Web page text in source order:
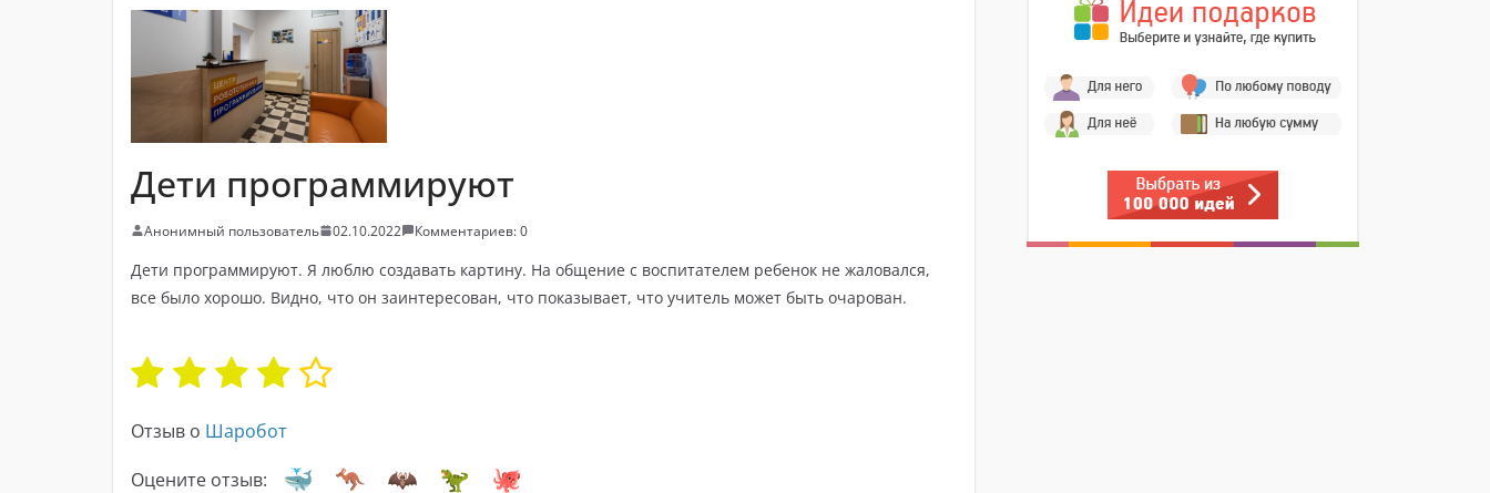
Дети программируют
Анонимный пользователь 02.10.2022 Комментариев: 0
Дети программируют. Я люблю создавать картину. На общение с воспитателем ребенок не жаловался,
все было хорошо. Видно, что он заинтересован, что показывает, что учитель может быть очарован.
Отзыв о Шаробот
Оцените отзыв: